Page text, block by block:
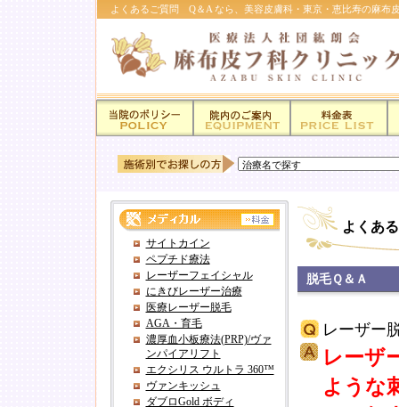
よくあるご質問 Q＆A なら、美容皮膚科・東京・恵比寿の麻布
サイトカイン
ペプチド療法
レーザーフェイシャル
にきびレーザー治療
医療レーザー脱毛
AGA・育毛
濃厚血小板療法(PRP)/ヴァ
ンパイアリフト
エクシリス ウルトラ 360™
ヴァンキッシュ
ダブロGold ボディ
よくあ
脱毛Ｑ＆Ａ
レーザー
レーザ
ような